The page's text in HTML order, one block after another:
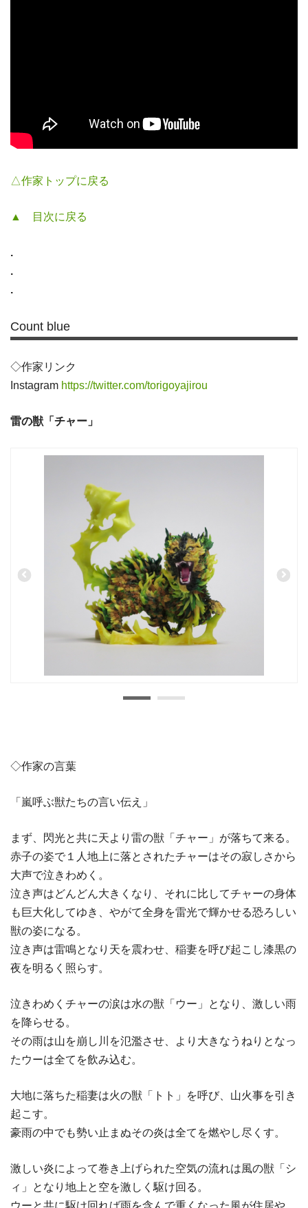
△作家トップに戻る
▲ 目次に戻る
.
.
.
Count blue
◇作家リンク
Instagram https://twitter.com/torigoyajirou
雷の獣「チャー」
◇作家の言葉
「嵐呼ぶ獣たちの言い伝え」
まず、閃光と共に天より雷の獣「チャー」が落ちて来る。
赤子の姿で１人地上に落とされたチャーはその寂しさから
大声で泣きわめく。
泣き声はどんどん大きくなり、それに比してチャーの身体
も巨大化してゆき、やがて全身を雷光で輝かせる恐ろしい
獣の姿になる。
泣き声は雷鳴となり天を震わせ、稲妻を呼び起こし漆黒の
夜を明るく照らす。
泣きわめくチャーの涙は水の獣「ウー」となり、激しい雨
を降らせる。
その雨は山を崩し川を氾濫させ、より大きなうねりとなっ
たウーは全てを飲み込む。
大地に落ちた稲妻は火の獣「トト」を呼び、山火事を引き
起こす。
豪雨の中でも勢い止まぬその炎は全てを燃やし尽くす。
激しい炎によって巻き上げられた空気の流れは風の獣「シ
ィ」となり地上と空を激しく駆け回る。
ウーと共に駆け回れば雨を含んで重くなった風が住居や